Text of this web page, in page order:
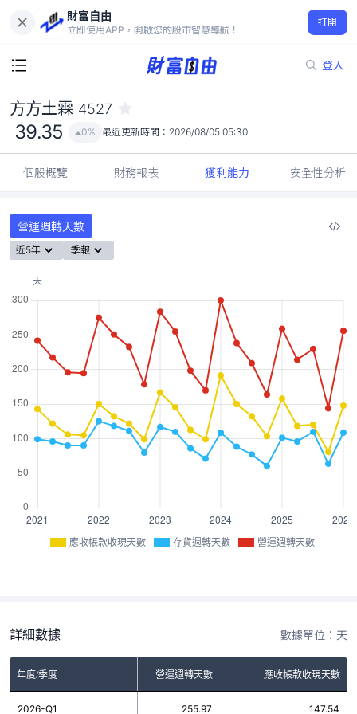
財富自由
立即使用APP，開啟您的股市智慧導航！
打開
登入
39.35
0%
方方土霖 4527
39.35 0% 最近更新時間： 2026/08/05 05:30
個股概覽 財務報表 獲利能力 安全性分析
營運週轉天數
近5年 季報
應收帳款收現天數 存貨週轉天數 營運週轉天數
詳細數據 數據單位：天
年度/季度
存貨週轉天數 營運週轉天數 應收帳款收現天數
2026-Q1108.43 255.97 147.54